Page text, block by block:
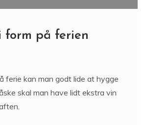
form på ferien
ferie kan man godt lide at hygge
skal man have lidt ekstra vin